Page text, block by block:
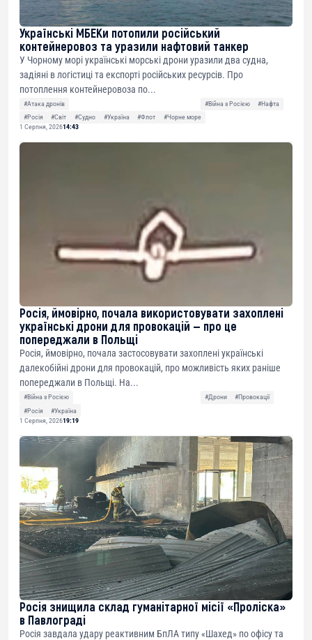
Українські МБЕКи потопили російський
контейнеровоз та уразили нафтовий танкер
У Чорному морі українські морські дрони уразили два судна,
задіяні в логістиці та експорті російських ресурсів. Про
потоплення контейнеровоза по...
#Атака дронів #Війна з Росією
#Нафта
#Росія
#Світ #Судно #Україна #Флот
#Чорне море
1 Серпня, 202614:43
Росія, ймовірно, почала використовувати захоплені
українські дрони для провокацій — про це
попереджали в Польщі
Росія, ймовірно, почала застосовувати захоплені українські
далекобійні дрони для провокацій, про можливість яких раніше
попереджали в Польщі. На...
#Війна з Росією #Дрони
#Провокації
#Росія
#Україна
1 Серпня, 202619:19
Росія знищила склад гуманітарної місії «Проліска»
в Павлограді
Росія завдала удару реактивним БпЛА типу «Шахед» по офісу та